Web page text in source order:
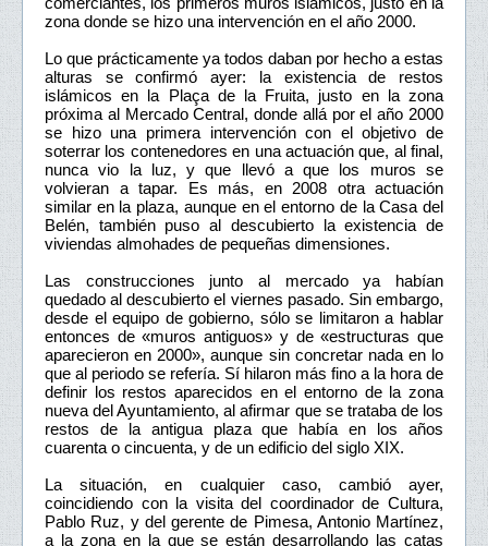
zona donde se hizo una intervención en el año 2000.
Lo que prácticamente ya todos daban por hecho a estas
alturas se confirmó ayer: la existencia de restos
islámicos en la Plaça de la Fruita, justo en la zona
próxima al Mercado Central, donde allá por el año 2000
se hizo una primera intervención con el objetivo de
soterrar los contenedores en una actuación que, al final,
nunca vio la luz, y que llevó a que los muros se
volvieran a tapar. Es más, en 2008 otra actuación
similar en la plaza, aunque en el entorno de la Casa del
Belén, también puso al descubierto la existencia de
viviendas almohades de pequeñas dimensiones.
Las construcciones junto al mercado ya habían
quedado al descubierto el viernes pasado. Sin embargo,
desde el equipo de gobierno, sólo se limitaron a hablar
entonces de «muros antiguos» y de «estructuras que
aparecieron en 2000», aunque sin concretar nada en lo
que al periodo se refería. Sí hilaron más fino a la hora de
definir los restos aparecidos en el entorno de la zona
nueva del Ayuntamiento, al afirmar que se trataba de los
restos de la antigua plaza que había en los años
cuarenta o cincuenta, y de un edificio del siglo XIX.
La situación, en cualquier caso, cambió ayer,
coincidiendo con la visita del coordinador de Cultura,
Pablo Ruz, y del gerente de Pimesa, Antonio Martínez,
a la zona en la que se están desarrollando las catas